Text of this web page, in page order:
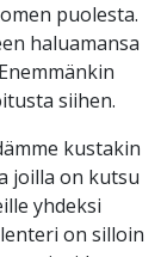
puolesta.
haluamansa
siihen.
kustakin
joilla on kutsu
yhdeksi
on silloin